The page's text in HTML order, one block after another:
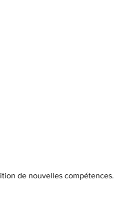
de nouvelles compétences.